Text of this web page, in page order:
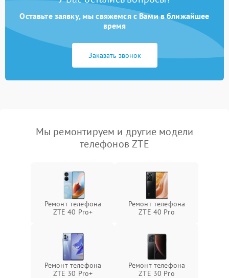
Оставьте заявку, мы свяжемся с Вами в ближайшее
время
Заказать звонок
Мы ремонтируем и другие модели
телефонов ZTE
Ремонт телефона
ZTE 40 Pro+
Ремонт телефона
ZTE 40 Pro
Ремонт телефона
ZTE 30 Pro+
Ремонт телефона
ZTE 30 Pro